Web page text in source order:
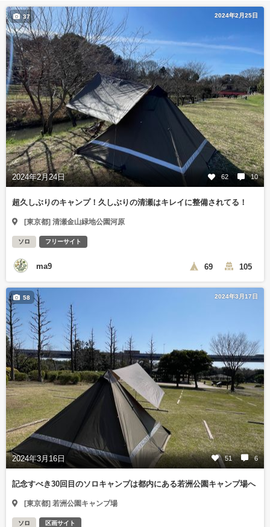
2024年2月25日
2024年2月24日 62 10
37
超久しぶりのキャンプ！久しぶりの清瀬はキレイに整備されてる！
[東京都] 清瀬金山緑地公園河原
ソロ フリーサイト
ma9 69 105
2024年3月17日
2024年3月16日 51 6
58
記念すべき30回目のソロキャンプは都内にある若洲公園キャンプ場へ
[東京都] 若洲公園キャンプ場
ソロ 区画サイト